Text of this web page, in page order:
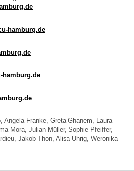
hamburg.de
hamburg.de
Angela Franke, Greta Ghanem, Laura
Mora, Julian Müller, Sophie Pfeiffer,
Jakob Thon, Alisa Uhrig, Weronika